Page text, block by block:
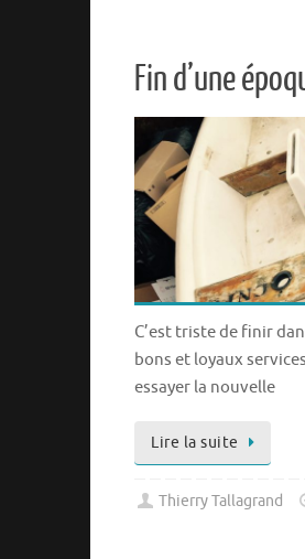
Fin d’une
C’est triste de finir
bons et loyaux
essayer la nouvelle
Lire la suite
Thierry Tallagrand